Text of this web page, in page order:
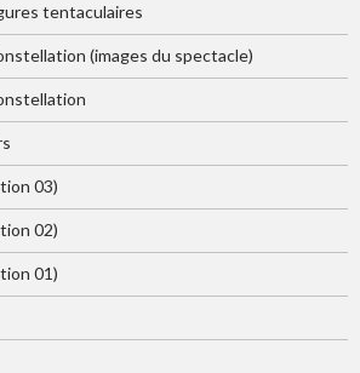
tentaculaires
(images du spectacle)
03)
02)
01)